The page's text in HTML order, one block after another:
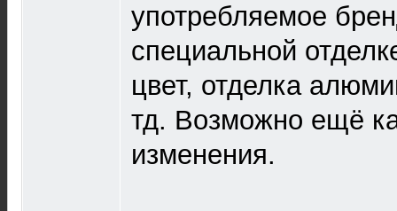
употребляемое
специальной
цвет, отделка
тд. Возможно ещё
изменения.